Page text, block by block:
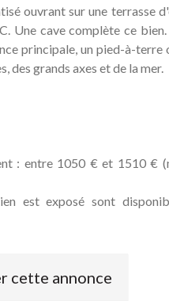
ouvrant sur une terrasse
Une cave complète ce
principale, un pied-à-terre
des grands axes et de la mer.
: entre 1050 € et 1510 €
est exposé sont
cette annonce